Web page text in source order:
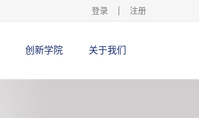
登录 注册
创新学院 关于我们